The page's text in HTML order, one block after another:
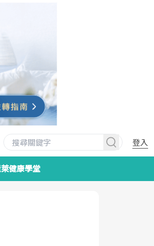
登入
健康學堂